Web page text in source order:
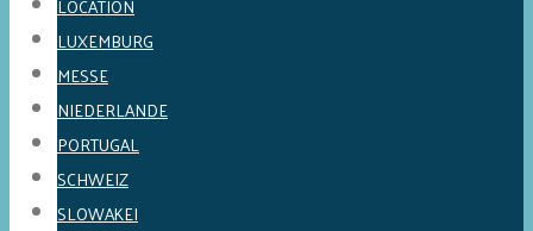
LOCATION
LUXEMBURG
MESSE
NIEDERLANDE
PORTUGAL
SCHWEIZ
SLOWAKEI